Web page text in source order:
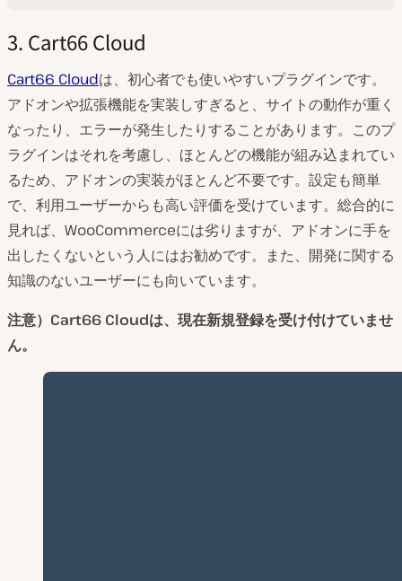
3. Cart66 Cloud
Cart66 Cloudは、初心者でも使いやすいプラグインです。
アドオンや拡張機能を実装しすぎると、サイトの動作が重く
なったり、エラーが発生したりすることがあります。このプ
ラグインはそれを考慮し、ほとんどの機能が組み込まれてい
るため、アドオンの実装がほとんど不要です。設定も簡単
で、利用ユーザーからも高い評価を受けています。総合的に
見れば、WooCommerceには劣りますが、アドオンに手を
出したくないという人にはお勧めです。また、開発に関する
知識のないユーザーにも向いています。
注意）Cart66 Cloudは、現在新規登録を受け付けていませ
ん。